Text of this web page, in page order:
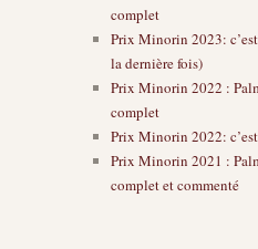
complet
Prix Minorin 2023:
la dernière fois)
Prix Minorin 2022 :
complet
Prix Minorin 2022:
Prix Minorin 2021 :
complet et commenté